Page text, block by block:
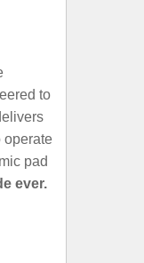
to
operate
pad
ever.